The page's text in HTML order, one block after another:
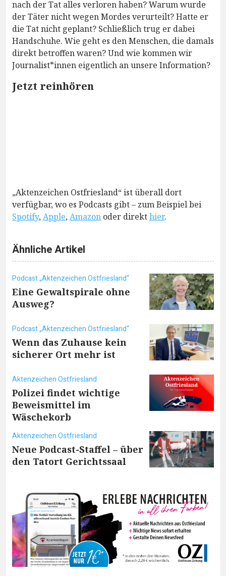
nach der Tat alles verloren haben? Warum wurde
der Täter nicht wegen Mordes verurteilt? Hatte er
die Tat nicht geplant? Schließlich trug er dabei
Handschuhe. Wie geht es den Menschen, die damals
direkt betroffen waren? Und wie kommen wir
Journalist*innen eigentlich an unsere Information?
Jetzt reinhören
„Aktenzeichen Ostfriesland“ ist überall dort
verfügbar, wo es Podcasts gibt – zum Beispiel bei
Spotify,Apple,Amazon oder direkthier.
Ähnliche Artikel
Podcast „Aktenzeichen Ostfriesland“
Eine Gewaltspirale ohne
Ausweg?
Podcast „Aktenzeichen Ostfriesland“
Wenn das Zuhause kein
sicherer Ort mehr ist
Aktenzeichen Ostfriesland
Polizei findet wichtige
Beweismittel im
Wäschekorb
Aktenzeichen Ostfriesland
Neue Podcast-Staffel – über
den Tatort Gerichtssaal